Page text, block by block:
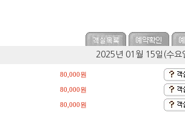
2025년 01월 15일(수요
80,000원
80,000원
80,000원